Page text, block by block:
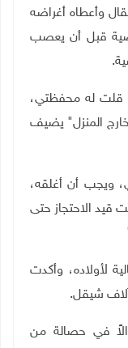
وأعطاه أغراضه
قبل أن يعصب
.
قلت له محفظتي،
المنزل" يضيف
ويجب أن أغلقه،
قيد الاحتجاز حتى
لأولاده، وأكدت
.
في حصالة من